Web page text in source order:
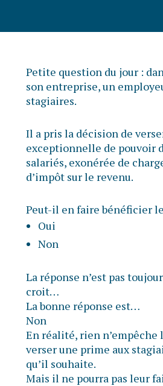
Petite question du jour :
son entreprise, un
stagiaires.
Il a pris la décision de
exceptionnelle de pouvoir
salariés, exonérée de
d’impôt sur le revenu.
Peut-il en faire bénéficier
Oui
Non
La réponse n’est pas
croit…
La bonne réponse est…
Non
En réalité, rien n’empêche
verser une prime aux
qu’il souhaite.
Mais il ne pourra pas leur